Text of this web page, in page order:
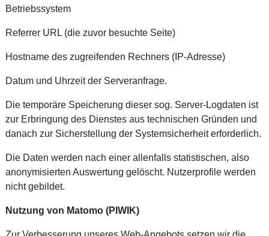
Betriebssystem
Referrer URL (die zuvor besuchte Seite)
Hostname des zugreifenden Rechners (IP-Adresse)
Datum und Uhrzeit der Serveranfrage.
Die temporäre Speicherung dieser sog. Server-Logdaten ist
zur Erbringung des Dienstes aus technischen Gründen und
danach zur Sicherstellung der Systemsicherheit erforderlich.
Die Daten werden nach einer allenfalls statistischen, also
anonymisierten Auswertung gelöscht. Nutzerprofile werden
nicht gebildet.
Nutzung von Matomo (PIWIK)